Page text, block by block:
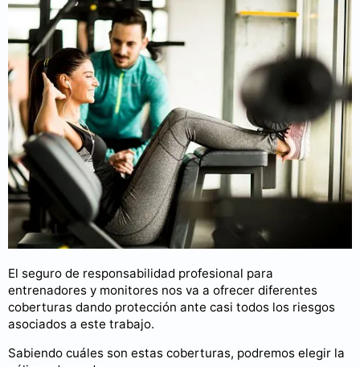
El seguro de responsabilidad profesional para
entrenadores y monitores nos va a ofrecer diferentes
coberturas dando protección ante casi todos los riesgos
asociados a este trabajo.
Sabiendo cuáles son estas coberturas, podremos elegir la